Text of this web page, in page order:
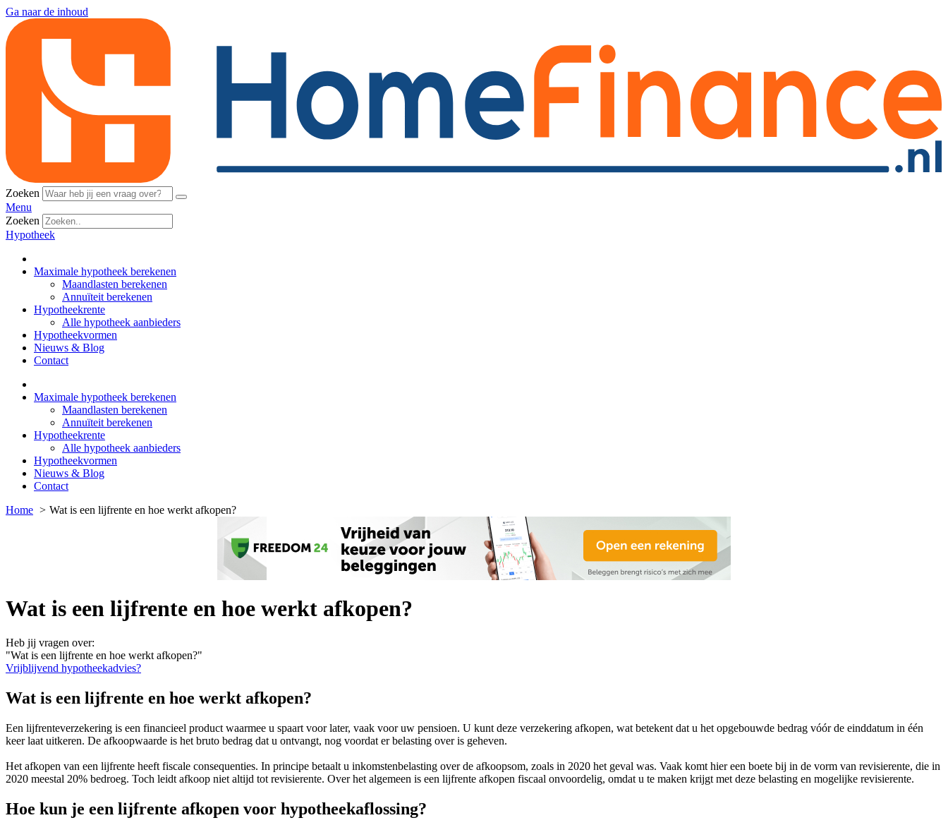
Ga naar de inhoud
Zoeken
Menu
Zoeken
Hypotheek
Maximale hypotheek berekenen
Maandlasten berekenen
Annuïteit berekenen
Hypotheekrente
Alle hypotheek aanbieders
Hypotheekvormen
Nieuws & Blog
Contact
Maximale hypotheek berekenen
Maandlasten berekenen
Annuïteit berekenen
Hypotheekrente
Alle hypotheek aanbieders
Hypotheekvormen
Nieuws & Blog
Contact
Home
Wat is een lijfrente en hoe werkt afkopen?
Wat is een lijfrente en hoe werkt afkopen?
Heb jij vragen over:
"Wat is een lijfrente en hoe werkt afkopen?"
Vrijblijvend hypotheekadvies?
Wat is een lijfrente en hoe werkt afkopen?
Een lijfrenteverzekering is een financieel product waarmee u spaart voor later, vaak voor uw pensioen. U kunt deze verzekering afkopen, wat betekent dat u het opgebouwde bedrag vóór de einddatum in één
keer laat uitkeren. De afkoopwaarde is het bruto bedrag dat u ontvangt, nog voordat er belasting over is geheven.
Het afkopen van een lijfrente heeft fiscale consequenties. In principe betaalt u inkomstenbelasting over de afkoopsom, zoals in 2020 het geval was. Vaak komt hier een boete bij in de vorm van revisierente, die in
2020 meestal 20% bedroeg. Toch leidt afkoop niet altijd tot revisierente. Over het algemeen is een lijfrente afkopen fiscaal onvoordelig, omdat u te maken krijgt met deze belasting en mogelijke revisierente.
Hoe kun je een lijfrente afkopen voor hypotheekaflossing?